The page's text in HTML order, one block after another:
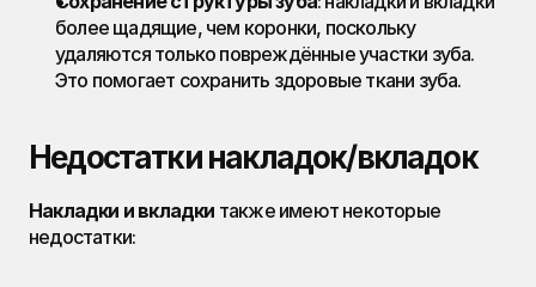
более щадящие, чем коронки, поскольку
удаляются только повреждённые участки зуба.
Это помогает сохранить здоровые ткани зуба.
Недостатки накладок/вкладок
Накладки и вкладки также имеют некоторые
недостатки: